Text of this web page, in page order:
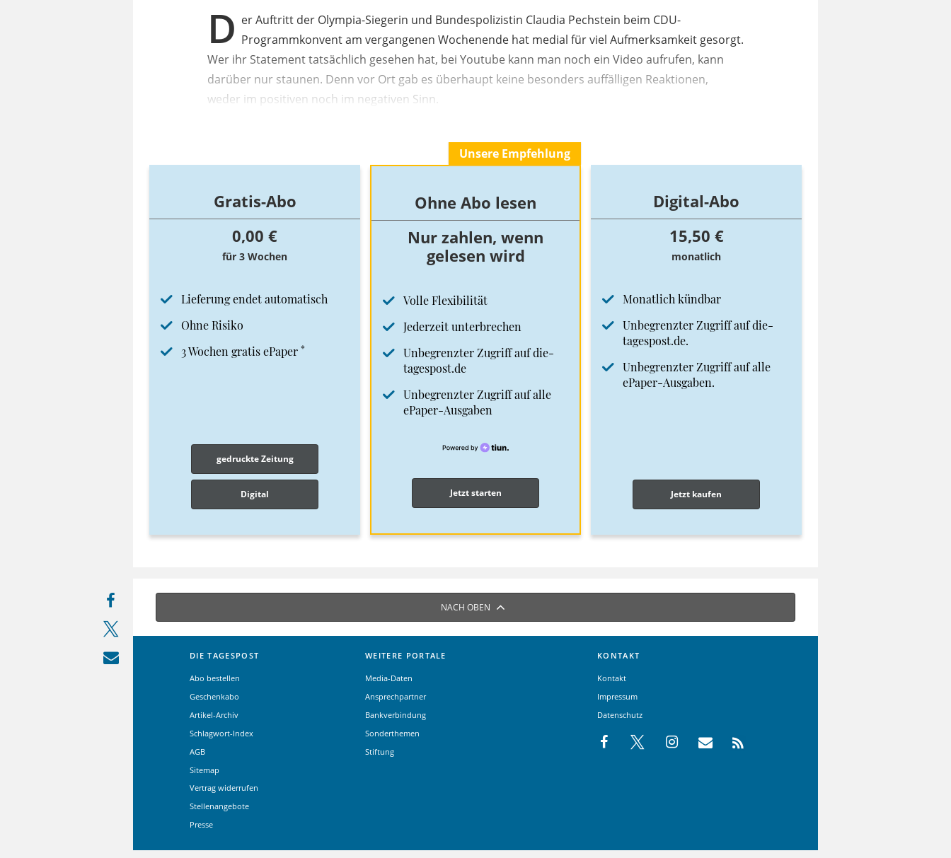
D er Auftritt der Olympia-Siegerin und Bundespolizistin Claudia Pechstein beim CDU-
Programmkonvent am vergangenen Wochenende hat medial für viel Aufmerksamkeit gesorgt.
Wer ihr Statement tatsächlich gesehen hat, bei Youtube kann man noch ein Video aufrufen, kann
darüber nur staunen. Denn vor Ort gab es überhaupt keine besonders auffälligen Reaktionen,
weder im positiven noch im negativen Sinn.
Gratis-Abo
0,00 €
für 3 Wochen
Lieferung endet automatisch
Ohne Risiko
3 Wochen gratis ePaper *
gedruckte Zeitung
Digital
Unsere Empfehlung
Ohne Abo lesen
Nur zahlen, wenn
gelesen wird
Volle Flexibilität
Jederzeit unterbrechen
Unbegrenzter Zugriff auf die-
tagespost.de
Unbegrenzter Zugriff auf alle
ePaper-Ausgaben
Jetzt starten
Digital-Abo
15,50 €
monatlich
Monatlich kündbar
Unbegrenzter Zugriff auf die-
tagespost.de.
Unbegrenzter Zugriff auf alle
ePaper-Ausgaben.
Jetzt kaufen
NACH OBEN
DIE TAGESPOST
Abo bestellen
Geschenkabo
Artikel-Archiv
Schlagwort-Index
AGB
Sitemap
Vertrag widerrufen
Stellenangebote
Presse
WEITERE PORTALE
Media-Daten
Ansprechpartner
Bankverbindung
Sonderthemen
Stiftung
KONTAKT
Kontakt
Impressum
Datenschutz